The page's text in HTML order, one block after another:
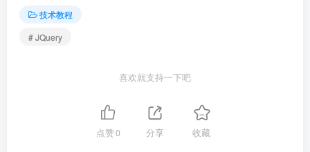
技术教程
# JQuery
喜欢就支持一下吧
点赞0 分享 收藏